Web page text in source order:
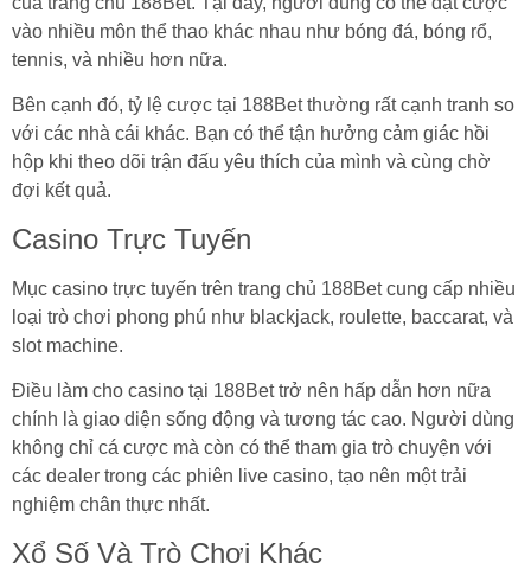
vào nhiều môn thể thao khác nhau như bóng đá, bóng rổ,
tennis, và nhiều hơn nữa.
Bên cạnh đó, tỷ lệ cược tại 188Bet thường rất cạnh tranh so
với các nhà cái khác. Bạn có thể tận hưởng cảm giác hồi
hộp khi theo dõi trận đấu yêu thích của mình và cùng chờ
đợi kết quả.
Casino Trực Tuyến
Mục casino trực tuyến trên trang chủ 188Bet cung cấp nhiều
loại trò chơi phong phú như blackjack, roulette, baccarat, và
slot machine.
Điều làm cho casino tại 188Bet trở nên hấp dẫn hơn nữa
chính là giao diện sống động và tương tác cao. Người dùng
không chỉ cá cược mà còn có thể tham gia trò chuyện với
các dealer trong các phiên live casino, tạo nên một trải
nghiệm chân thực nhất.
Xổ Số Và Trò Chơi Khác